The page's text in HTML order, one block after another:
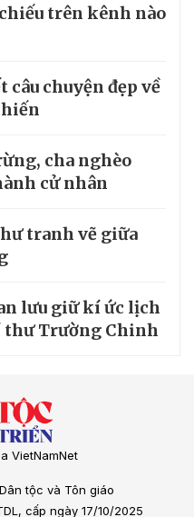
trên kênh nào
câu chuyện đẹp về
cha nghèo
cử nhân
tranh vẽ giữa
lưu giữ kí ức lịch
thư Trường Chinh
VietNamNet
tộc và Tôn giáo
cấp ngày 17/10/2025